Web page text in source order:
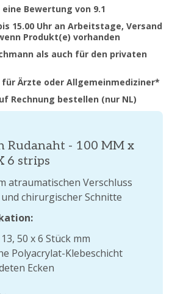
Bewertung von 9.1
15.00 Uhr an Arbeitstage, Versand
Produkt(e) vorhanden
als auch für den privaten
für Ärzte oder Allgemeinmediziner*
Rechnung bestellen (nur NL)
Rudanaht - 100 MM x
6 strips
atraumatischen Verschluss
chirurgischer Schnitte
50 x 6 Stück mm
Polyacrylat-Klebeschicht
Ecken